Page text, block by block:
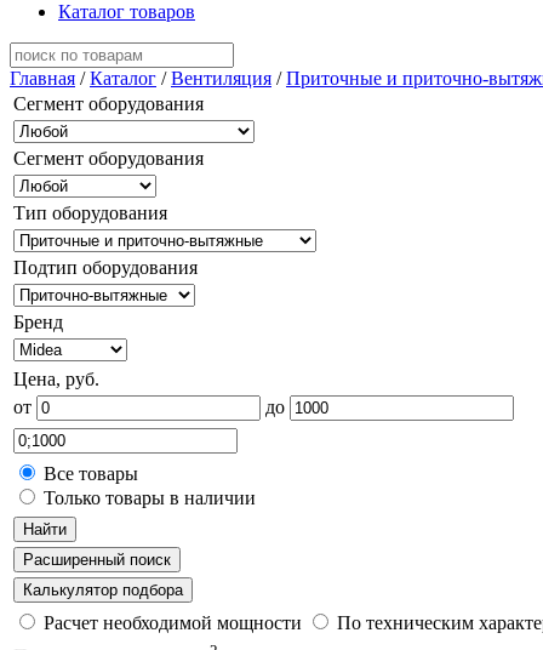
Каталог товаров
Главная /Каталог /Вентиляция /Приточные и приточно-
Сегмент оборудования
Сегмент оборудования
Тип оборудования
Подтип оборудования
Бренд
Цена, руб.
от
до
Все товары
Только товары в наличии
Найти
Расширенный поиск
Калькулятор подбора
Расчет необходимой мощности
По техническим